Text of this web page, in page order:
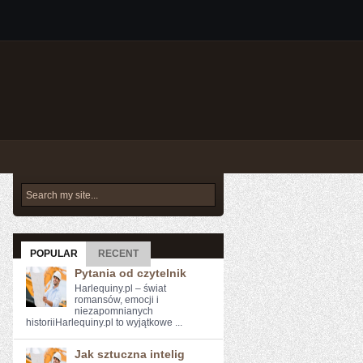
POPULAR RECENT
Pytania od czytelnik
Harlequiny.pl – świat
romansów, emocji i
niezapomnianych
historiiHarlequiny.pl to wyjątkowe ...
Jak sztuczna intelig